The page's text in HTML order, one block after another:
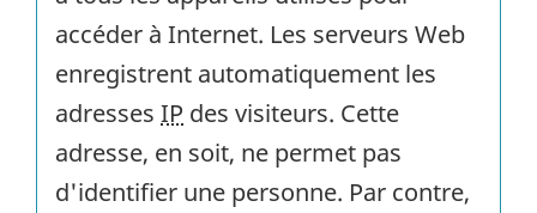
accéder à Internet. Les serveurs Web
enregistrent automatiquement les
adresses IP des visiteurs. Cette
adresse, en soit, ne permet pas
d'identifier une personne. Par contre,